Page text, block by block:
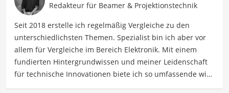
Redakteur für Beamer & Projektionstechnik
Seit 2018 erstelle ich regelmäßig Vergleiche zu den
unterschiedlichsten Themen. Spezialist bin ich aber vor
allem für Vergleiche im Bereich Elektronik. Mit einem
fundierten Hintergrundwissen und meiner Leidenschaft
für technische Innovationen biete ich so umfassende wie